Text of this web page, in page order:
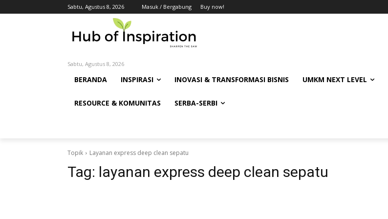
Sabtu, Agustus 8, 2026 Masuk / Bergabung Buy now!
Sabtu, Agustus 8, 2026
BERANDA INSPIRASI INOVASI & TRANSFORMASI BISNIS UMKM NEXT LEVEL
RESOURCE & KOMUNITAS SERBA-SERBI
Topik Layanan express deep clean sepatu
Tag: layanan express deep clean sepatu